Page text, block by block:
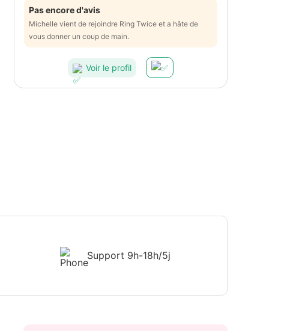
Pas encore d'avis
Michelle vient de rejoindre Ring Twice et a hâte de
vous donner un coup de main.
Voir le profil
Support 9h-18h/5j